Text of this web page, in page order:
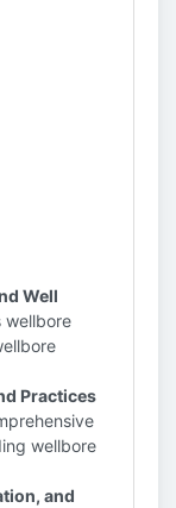
Well
wellbore
Practices
wellbore
and